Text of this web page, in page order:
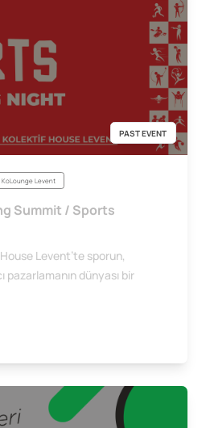
PAST EVENT
KoLounge Levent
Summit / Sports
Levent’te sporun,
pazarlamanın dünyası bir